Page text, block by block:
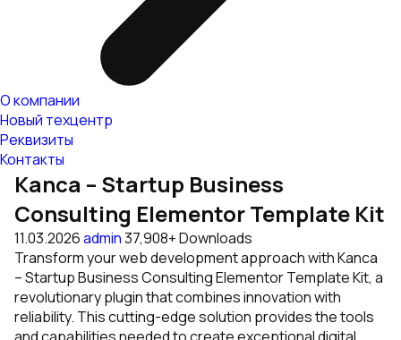
О компании
Новый техцентр
Реквизиты
Контакты
Kanca – Startup Business
Consulting Elementor Template Kit
11.03.2026admin37,908+ Downloads
Transform your web development approach with Kanca
– Startup Business Consulting Elementor Template Kit, a
revolutionary plugin that combines innovation with
reliability. This cutting-edge solution provides the tools